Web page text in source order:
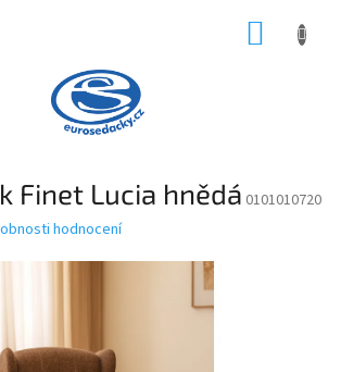
Finet Lucia hnědá 0101010720
hodnocení